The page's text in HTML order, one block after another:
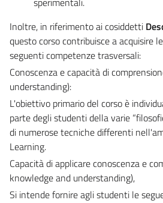
Inoltre, in riferimento ai cosiddetti
questo corso contribuisce a acquisire le
seguenti competenze trasversali:
Conoscenza e capacità di
understanding):
L'obiettivo primario del corso è
parte degli studenti della varie
di numerose tecniche differenti
Learning.
Capacità di applicare conoscenza e
knowledge and understanding),
Si intende fornire agli studenti le